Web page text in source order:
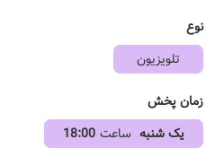
نوع
تلویزیون
زمان پخش
یک شنبه ساعت 18:00